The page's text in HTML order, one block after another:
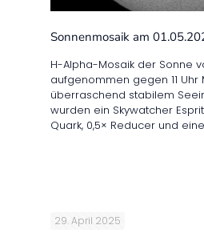
Sonnenmosaik am
H-Alpha-Mosaik der Sonne
aufgenommen gegen 11 Uhr
überraschend stabilem
wurden ein Skywatcher
Quark, 0,5× Reducer und eine
29. April 2025